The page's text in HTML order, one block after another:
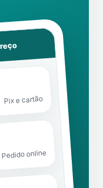
Pix e cartão
Pedido online